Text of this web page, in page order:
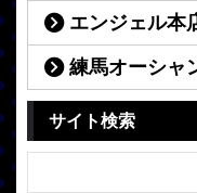
エンジェル本
練馬オーシャ
サイト検索